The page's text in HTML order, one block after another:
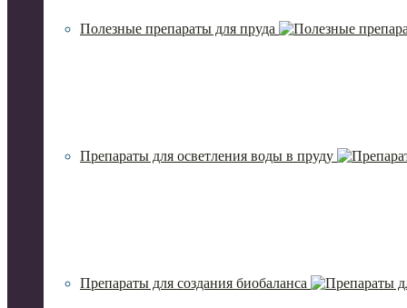
Полезные препараты для пруда
Препараты для осветления воды в пруду
Препараты для создания биобаланса